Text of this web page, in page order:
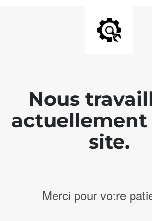
Nous
actuellement
site.
Merci pour votre